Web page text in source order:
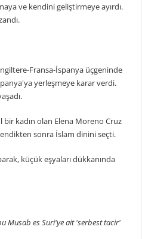
ve kendini geliştirmeye ayırdı.
Fransa-İspanya üçgeninde
yerleşmeye karar verdi.
kadın olan Elena Moreno Cruz
sonra İslam dinini seçti.
küçük eşyaları dükkanında
Musab es Suri'ye ait 'serbest tacir'